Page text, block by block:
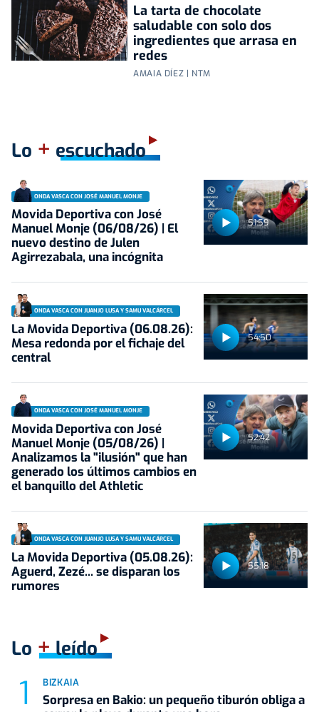
La tarta de chocolate
saludable con solo dos
ingredientes que arrasa en
redes
AMAIA DÍEZ | NTM
Lo + escuchado
51:59
ONDA VASCA CON JOSÉ MANUEL MONJE
Movida Deportiva con José
Manuel Monje (06/08/26) | El
nuevo destino de Julen
Agirrezabala, una incógnita
54:50
ONDA VASCA CON JUANJO LUSA Y SAMU VALCÁRCEL
La Movida Deportiva (06.08.26):
Mesa redonda por el fichaje del
central
52:42
ONDA VASCA CON JOSÉ MANUEL MONJE
Movida Deportiva con José
Manuel Monje (05/08/26) |
Analizamos la "ilusión" que han
generado los últimos cambios en
el banquillo del Athletic
55:18
ONDA VASCA CON JUANJO LUSA Y SAMU VALCÁRCEL
La Movida Deportiva (05.08.26):
Aguerd, Zezé... se disparan los
rumores
Lo +leído
BIZKAIA
Sorpresa en Bakio: un pequeño tiburón obliga a